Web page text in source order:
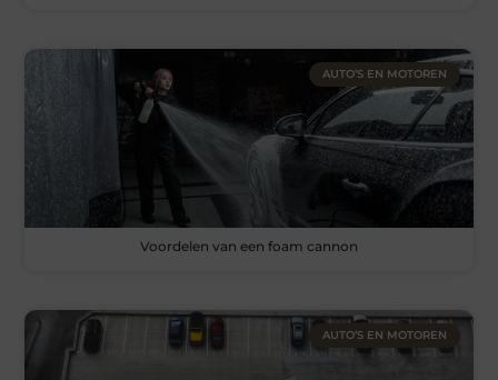
AUTO’S EN MOTOREN
Voordelen van een foam cannon
AUTO’S EN MOTOREN